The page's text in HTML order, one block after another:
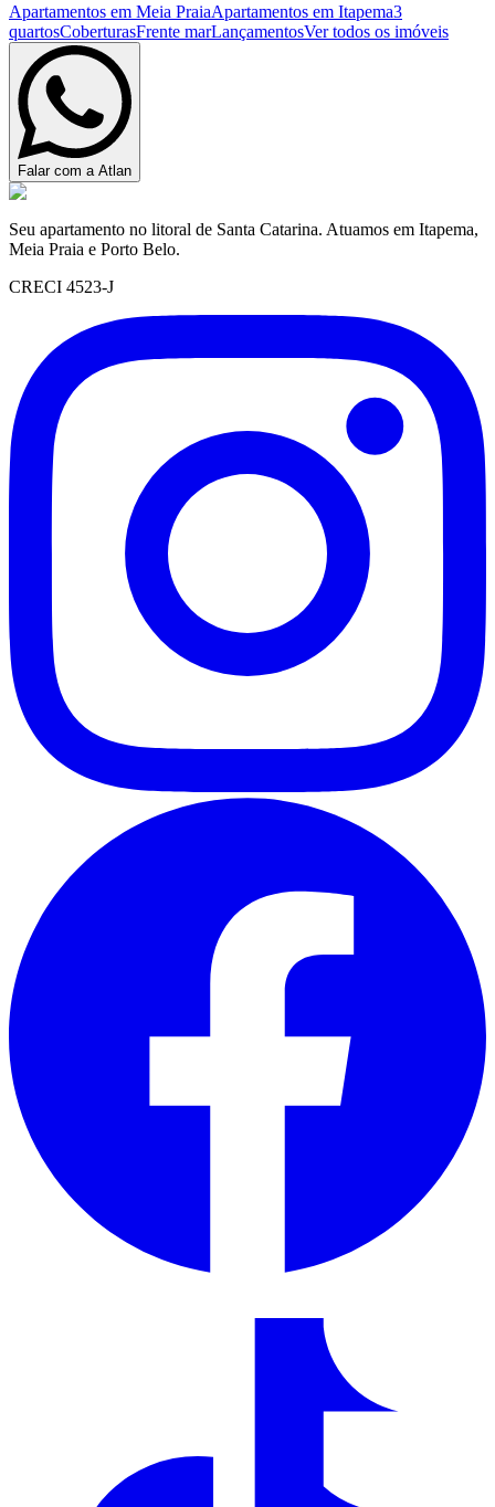
Apartamentos em Meia PraiaApartamentos em Itapema3
quartosCoberturasFrente marLançamentosVer todos os imóveis
Falar com a Atlan
Seu apartamento no litoral de Santa Catarina. Atuamos em Itapema,
Meia Praia e Porto Belo.
CRECI 4523-J